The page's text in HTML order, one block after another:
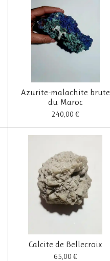
Azurite-malachite brute
du Maroc
240,00 €
Calcite de Bellecroix
65,00 €